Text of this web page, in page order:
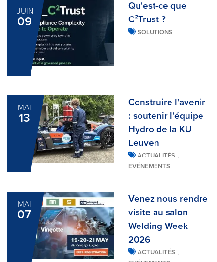
JUIN
09
Qu'est-ce que
C²Trust ?
SOLUTIONS
MAI
13
Construire l'avenir
: soutenir l'équipe
Hydro de la KU
Leuven
ACTUALITÉS ,
EVÉNEMENTS
MAI
07
Venez nous rendre
visite au salon
Welding Week
2026
ACTUALITÉS ,